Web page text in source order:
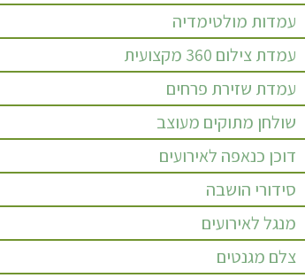
עמדות מולטימדיה
עמדת צילום 360 מקצועית
עמדת שזירת פרחים
שולחן מתוקים מעוצב
דוכן כנאפה לאירועים
סידורי הושבה
מנגל לאירועים
צלם מגנטים